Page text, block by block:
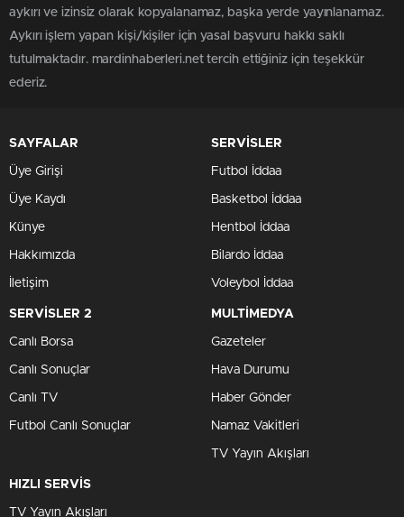
aykırı ve izinsiz olarak kopyalanamaz, başka yerde yayınlanamaz.
Aykırı işlem yapan kişi/kişiler için yasal başvuru hakkı saklı
tutulmaktadır. mardinhaberleri.net tercih ettiğiniz için teşekkür
ederiz.
SAYFALAR
Üye Girişi
Üye Kaydı
Künye
Hakkımızda
İletişim
SERVİSLER
Futbol İddaa
Basketbol İddaa
Hentbol İddaa
Bilardo İddaa
Voleybol İddaa
SERVİSLER 2
Canlı Borsa
Canlı Sonuçlar
Canlı TV
Futbol Canlı Sonuçlar
MULTİMEDYA
Gazeteler
Hava Durumu
Haber Gönder
Namaz Vakitleri
TV Yayın Akışları
HIZLI SERVİS
TV Yayın Akışları